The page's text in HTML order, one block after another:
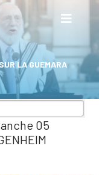
LA GUEMARA
05